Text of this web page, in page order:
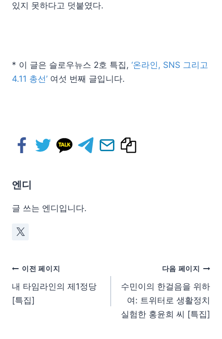
있지 못하다고 덧붙였다.
* 이 글은 슬로우뉴스 2호 특집, ‘온라인, SNS 그리고
4.11 총선’ 여섯 번째 글입니다.
엔디
글 쓰는 엔디입니다.
이전 페이지
내 타임라인의 제1정당
[특집]
다음 페이지
수민이의 한걸음을 위하
여: 트위터로 생활정치
실험한 홍윤희 씨 [특집]